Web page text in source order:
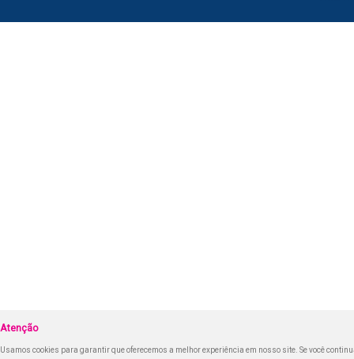
Atenção
Usamos cookies para garantir que oferecemos a melhor experiência em nosso site. Se você